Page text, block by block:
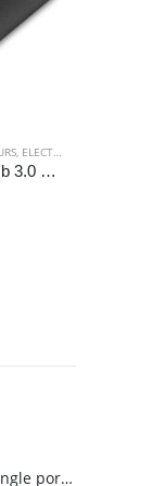
, ELECTRONIQUES
Adaptateur usb-c femelle vers usb 3.0 mâle – Nonda
Support multi-angle portable pour tablettes - Amazon Basics